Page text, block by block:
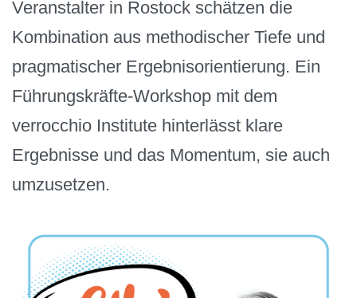
Veranstalter in Rostock schätzen die
Kombination aus methodischer Tiefe und
pragmatischer Ergebnisorientierung. Ein
Führungskräfte-Workshop mit dem
verrocchio Institute hinterlässt klare
Ergebnisse und das Momentum, sie auch
umzusetzen.